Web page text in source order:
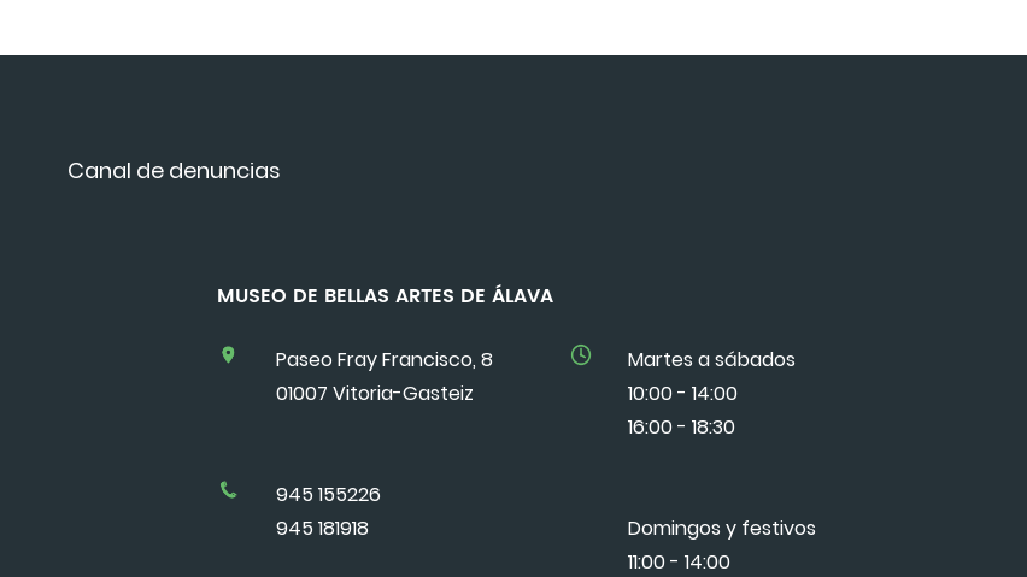
Canal de denuncias
MUSEO DE BELLAS ARTES DE ÁLAVA
Paseo Fray Francisco, 8
01007 Vitoria-Gasteiz
Martes a sábados
10:00 - 14:00
16:00 - 18:30
945 155226
945 181918
Domingos y festivos
11:00 - 14:00